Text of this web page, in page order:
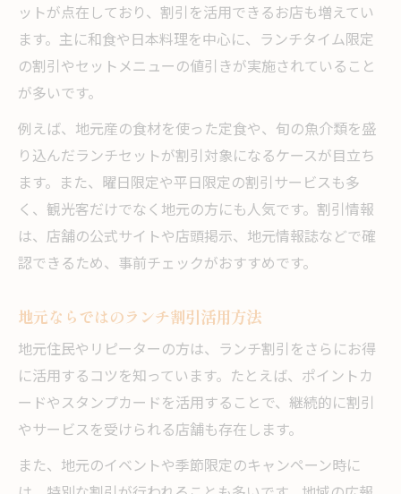
ットが点在しており、割引を活用できるお店も増えてい
ます。主に和食や日本料理を中心に、ランチタイム限定
の割引やセットメニューの値引きが実施されていること
が多いです。
例えば、地元産の食材を使った定食や、旬の魚介類を盛
り込んだランチセットが割引対象になるケースが目立ち
ます。また、曜日限定や平日限定の割引サービスも多
く、観光客だけでなく地元の方にも人気です。割引情報
は、店舗の公式サイトや店頭掲示、地元情報誌などで確
認できるため、事前チェックがおすすめです。
地元ならではのランチ割引活用方法
地元住民やリピーターの方は、ランチ割引をさらにお得
に活用するコツを知っています。たとえば、ポイントカ
ードやスタンプカードを活用することで、継続的に割引
やサービスを受けられる店舗も存在します。
また、地元のイベントや季節限定のキャンペーン時に